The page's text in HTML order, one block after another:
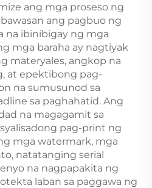
ang mga proseso ng
ang pagbuo ng
na ibinibigay ng mga
mga baraha ay nagtiyak
materyales, angkop na
at epektibong pag-
na sumusunod sa
sa paghahatid. Ang
na magagamit sa
pag-print ng
mga watermark, mga
natatanging serial
na nagpapakita ng
laban sa paggawa ng